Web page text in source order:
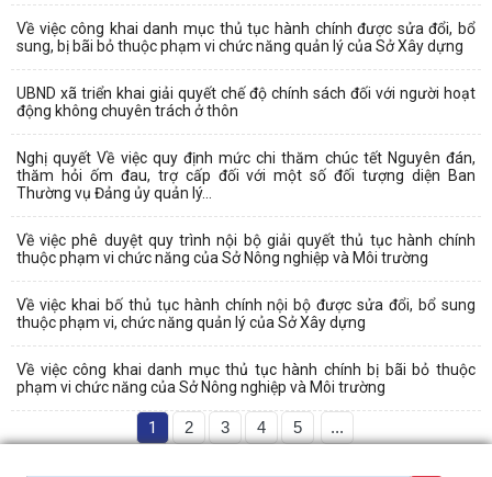
Về việc công khai danh mục thủ tục hành chính được sửa đổi, bổ
sung, bị bãi bỏ thuộc phạm vi chức năng quản lý của Sở Xây dựng
UBND xã triển khai giải quyết chế độ chính sách đối với người hoạt
động không chuyên trách ở thôn
Nghị quyết Về việc quy định mức chi thăm chúc tết Nguyên đán,
thăm hỏi ốm đau, trợ cấp đối với một số đối tượng diện Ban
Thường vụ Đảng ủy quản lý...
Về việc phê duyệt quy trình nội bộ giải quyết thủ tục hành chính
thuộc phạm vi chức năng của Sở Nông nghiệp và Môi trường
Về việc khai bố thủ tục hành chính nội bộ được sửa đổi, bổ sung
thuộc phạm vi, chức năng quản lý của Sở Xây dựng
Về việc công khai danh mục thủ tục hành chính bị bãi bỏ thuộc
phạm vi chức năng của Sở Nông nghiệp và Môi trường
1 2 3 4 5 ...